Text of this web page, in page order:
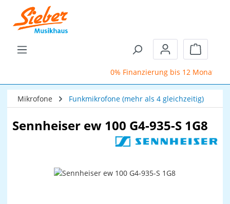
Zum Hauptinhalt springen
0% Finanzierung bis 12 Monate
Mikrofone Funkmikrofone (mehr als 4 gleichzeitig)
Sennheiser ew 100 G4-935-S 1G8
Bildergalerie überspringen